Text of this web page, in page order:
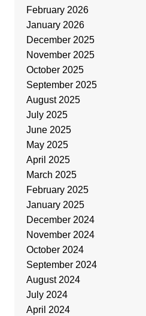
February 2026
January 2026
December 2025
November 2025
October 2025
September 2025
August 2025
July 2025
June 2025
May 2025
April 2025
March 2025
February 2025
January 2025
December 2024
November 2024
October 2024
September 2024
August 2024
July 2024
April 2024